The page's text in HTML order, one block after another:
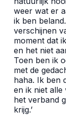
weer wat er
ik ben
verschijnen
moment dat
en het niet
Toen ben ik
met de
haha. Ik ben
en ik niet alle
het verband
krijg.’